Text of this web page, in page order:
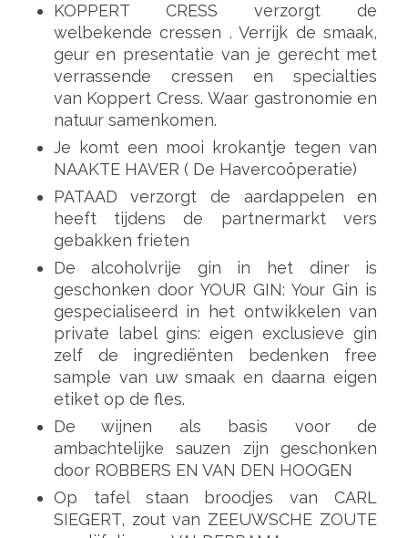
KOPPERT CRESS verzorgt de
welbekende cressen . Verrijk de smaak,
geur en presentatie van je gerecht met
verrassende cressen en specialties
van Koppert Cress. Waar gastronomie en
natuur samenkomen.
Je komt een mooi krokantje tegen van
NAAKTE HAVER ( De Havercoöperatie)
PATAAD verzorgt de aardappelen en
heeft tijdens de partnermarkt vers
gebakken frieten
De alcoholvrije gin in het diner is
geschonken door YOUR GIN: Your Gin is
gespecialiseerd in het ontwikkelen van
private label gins: eigen exclusieve gin
zelf de ingrediënten bedenken free
sample van uw smaak en daarna eigen
etiket op de fles.
De wijnen als basis voor de
ambachtelijke sauzen zijn geschonken
door ROBBERS EN VAN DEN HOOGEN
Op tafel staan broodjes van CARL
SIEGERT, zout van ZEEUWSCHE ZOUTE